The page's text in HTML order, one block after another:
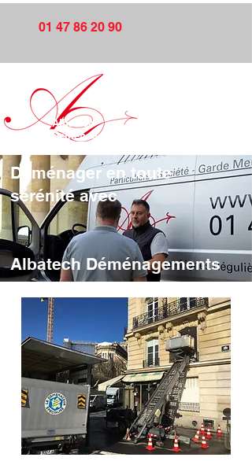
01 47 86 20 90
Albatech
Déménagements
Déménager en toute
sérénité avec
Albatech Déménagements